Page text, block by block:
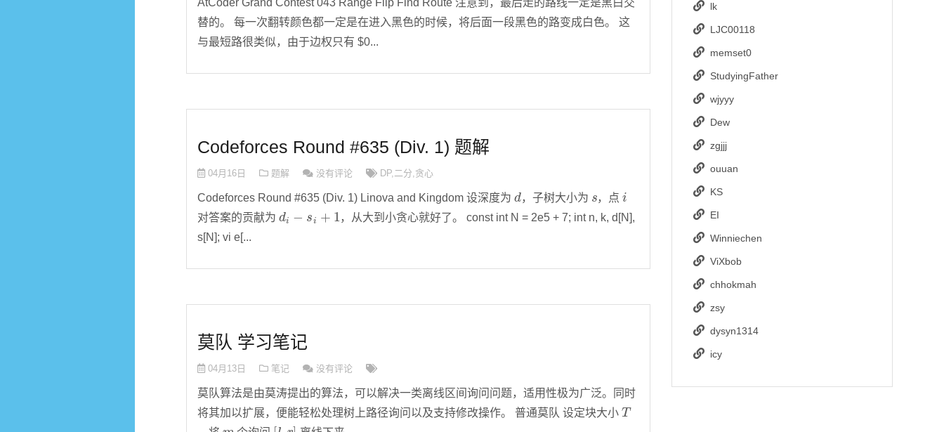
AtCoder Grand Contest 043 Range Flip Find Route 注意到，最后走的路线一定是黑白交
替的。 每一次翻转颜色都一定是在进入黑色的时候，将后面一段黑色的路变成白色。 这
与最短路很类似，由于边权只有 $0...
Codeforces Round #635 (Div. 1) 题解
04月16日 题解 没有评论 DP,二分,贪心
Codeforces Round #635 (Div. 1) Linova and Kingdom 设深度为
d
，子树大小为 ，点
i
对答案的贡献为
d
，从大到小贪心就好了。 const int N = 2e5 + 7; int n, k, d[N],
s[N]; vi e[...
莫队 学习笔记
04月13日 笔记 没有评论
莫队算法是由莫涛提出的算法，可以解决一类离线区间询问问题，适用性极为广泛。同时
将其加以扩展，便能轻松处理树上路径询问以及支持修改操作。 普通莫队 设定块大小
T
[l,
lk
LJC00118
memset0
StudyingFather
wjyyy
Dew
zgjjj
ouuan
KS
EI
Winniechen
ViXbob
chhokmah
zsy
dysyn1314
icy